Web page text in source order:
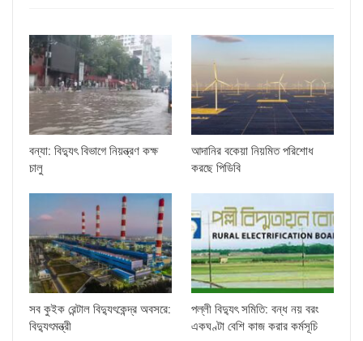
বন্যা: বিদ্যুৎ বিভাগে নিয়ন্ত্রণ কক্ষ
চালু
আদানির বকেয়া নিয়মিত পরিশোধ
করছে পিডিবি
সব কুইক রেন্টাল বিদ্যুৎকেন্দ্র অবসরে:
বিদ্যুৎমন্ত্রী
পল্লী বিদ্যুৎ সমিতি: বন্ধ নয় বরং
একঘণ্টা বেশি কাজ করার কর্মসূচি